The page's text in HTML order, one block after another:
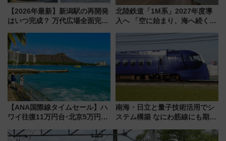
【2026年最新】新潟駅の再開発
はいつ完成？ 万代広場全面完成
開発、バスタ新潟構想まで徹底
解説！
北陸鉄道「1M系」2027年度導
入へ 「空に始まり、海へ続く」
神秘的なデザイン
【ANA国際線タイムセール】ハ
ワイ往復11万円台･北京5万円台
来春のGW旅行まで狙える激ア
南海・日立と量子技術活用でシ
ステム構築 なにわ筋線にも期待